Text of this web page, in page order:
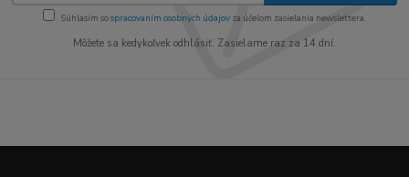
Súhlasím sospracovaním osobných údajov za účelom zasielania newslettera.
Môžete sa kedykoľvek odhlásiť. Zasielame raz za 14 dní.